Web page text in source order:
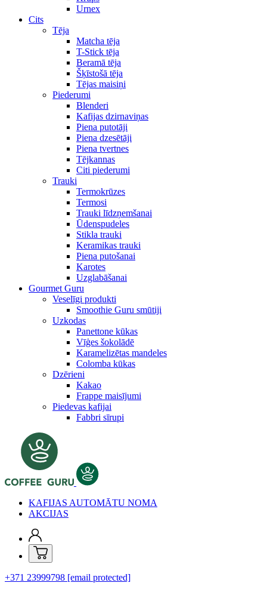
Urnex
Cits
Tēja
Matcha tēja
T-Stick tēja
Beramā tēja
Šķīstošā tēja
Tējas maisiņi
Piederumi
Blenderi
Kafijas dzirnaviņas
Piena putotāji
Piena dzesētāji
Piena tvertnes
Tējkannas
Citi piederumi
Trauki
Termokrūzes
Termosi
Trauki līdzņemšanai
Ūdenspudeles
Stikla trauki
Keramikas trauki
Piena putošanai
Karotes
Uzglabāšanai
Gourmet Guru
Veselīgi produkti
Smoothie Guru smūtiji
Uzkodas
Panettone kūkas
Vīģes šokolādē
Karamelizētas mandeles
Colomba kūkas
Dzērieni
Kakao
Frappe maisījumi
Piedevas kafijai
Fabbri sīrupi
KAFIJAS AUTOMĀTU NOMA
AKCIJAS
+371 23999798 [email protected]